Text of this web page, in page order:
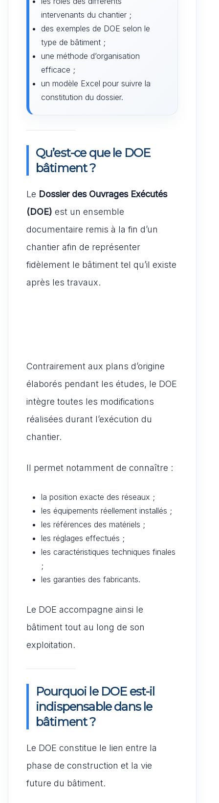
intervenants du chantier ;
des exemples de DOE selon le
type de bâtiment ;
une méthode d’organisation
efficace ;
un modèle Excel pour suivre la
constitution du dossier.
Qu’est-ce que le DOE
bâtiment ?
Le Dossier des Ouvrages Exécutés
(DOE) est un ensemble
documentaire remis à la fin d’un
chantier afin de représenter
fidèlement le bâtiment tel qu’il existe
après les travaux.
Contrairement aux plans d’origine
élaborés pendant les études, le DOE
intègre toutes les modifications
réalisées durant l’exécution du
chantier.
Il permet notamment de connaître :
la position exacte des réseaux ;
les équipements réellement installés ;
les références des matériels ;
les réglages effectués ;
les caractéristiques techniques finales
;
les garanties des fabricants.
Le DOE accompagne ainsi le
bâtiment tout au long de son
exploitation.
Pourquoi le DOE est-il
indispensable dans le
bâtiment ?
Le DOE constitue le lien entre la
phase de construction et la vie
future du bâtiment.